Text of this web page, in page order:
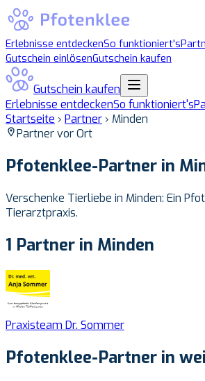
Erlebnisse entdeckenSo funktioniert's
Gutschein einlösenGutschein kaufen
Gutschein kaufen
Erlebnisse entdeckenSo funktioniert's
Startseite › Partner › Minden
Partner vor Ort
Pfotenklee-Partner in
Verschenke Tierliebe in Minden: Ein
Tierarztpraxis.
1 Partner in Minden
Praxisteam Dr. Sommer
Pfotenklee-Partner in